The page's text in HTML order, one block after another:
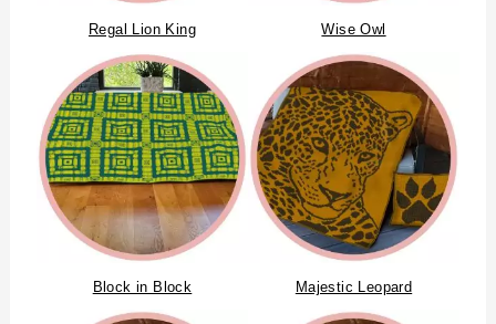
Regal Lion King Wise Owl
Block in Block Majestic Leopard